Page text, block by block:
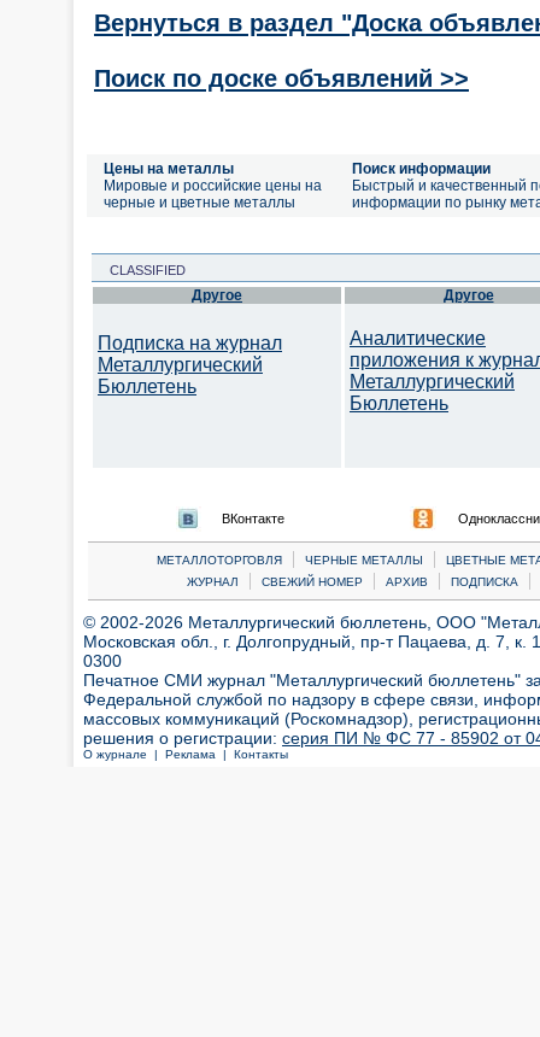
Вернуться в раздел "Доска
Поиск по доске объявлений >>
Цены на металлы
Мировые и российские цены на
черные и цветные металлы
Поиск информации
Быстрый и качественный
информации по рынку
CLASSIFIED
Другое
Подписка на журнал
Металлургический
Бюллетень
Другое
Аналитические
приложения к
Металлургический
Бюллетень
ВКонтакте
МЕТАЛЛОТОРГОВЛЯ | ЧЕРНЫЕ МЕТАЛЛЫ |
ЦВЕТНЫЕ
ЖУРНАЛ
| СВЕЖИЙ НОМЕР | АРХИВ | ПОДПИСКА |
© 2002-2026 Металлургический бюллетень, ООО
Московская обл., г. Долгопрудный, пр-т Пацаева, д. 7,
0300
Печатное СМИ журнал "Металлургический бюллетень"
Федеральной службой по надзору в сфере связи,
массовых коммуникаций (Роскомнадзор),
решения о регистрации: серия ПИ № ФС 77 - 85902 от 04
О журнале | Реклама | Контакты